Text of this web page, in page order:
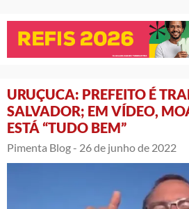
URUÇUCA: PREFEITO É
SALVADOR; EM VÍDEO,
ESTÁ “TUDO BEM”
Pimenta Blog - 26 de junho de 2022